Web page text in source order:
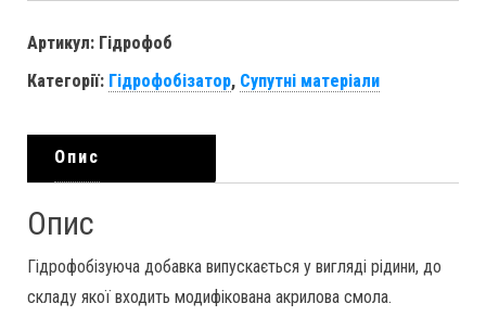
Артикул: Гідрофоб
Категорії: Гідрофобізатор, Супутні матеріали
Опис
Опис
Гідрофобізуюча добавка випускається у вигляді рідини, до
складу якої входить модифікована акрилова смола.